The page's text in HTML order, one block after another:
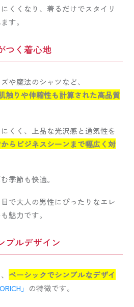
くくなり、着るだけでスタイリ
す。
つく着心地
や魔法のシャツなど、
触りや伸縮性も計算された高品質
くく、上品な光沢感と通気性を
からビジネスシーンまで幅広く対
季節も快適。
で大人の男性にぴったりなエレ
魅力です。
プルデザイン
ベーシックでシンプルなデザイ
」 の特徴です。